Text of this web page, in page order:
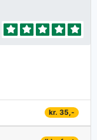
kr. 35,-